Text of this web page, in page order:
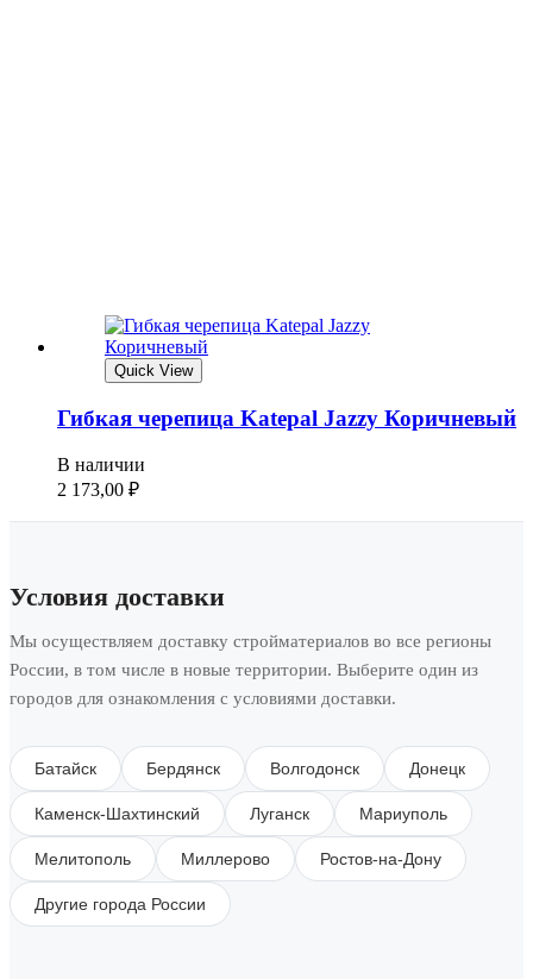
Quick View
Гибкая черепица Katepal Jazzy Коричневый
В наличии
2 173,00 ₽
Условия доставки
Мы осуществляем доставку стройматериалов во все регионы
России, в том числе в новые территории. Выберите один из
городов для ознакомления с условиями доставки.
Батайск Бердянск Волгодонск Донецк
Каменск-Шахтинский Луганск Мариуполь
Мелитополь Миллерово Ростов-на-Дону
Другие города России